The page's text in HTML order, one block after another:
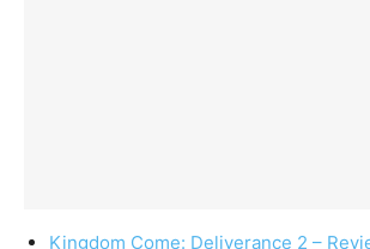
Kingdom Come: Deliverance 2 –